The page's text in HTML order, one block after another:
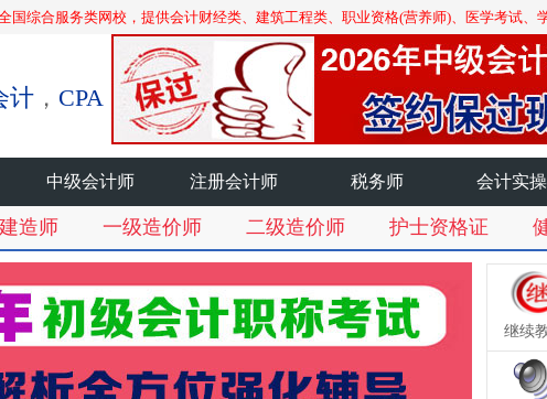
国综合服务类网校，提供会计财经类、建筑工程类、职业资格(营养师)、医学考试、
计 ， CPA
中级会计师 注册会计师 税务师 会计实
造师 一级造价师 二级造价师 护士资格证
继续